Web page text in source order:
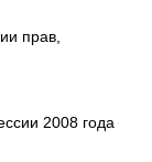
прав,
2008 года